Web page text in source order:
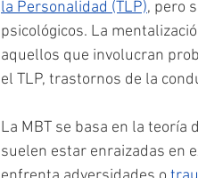
la Personalidad (TLP), pero
psicológicos. La
aquellos que involucran
el TLP, trastornos de la
La MBT se basa en la
suelen estar enraizadas en